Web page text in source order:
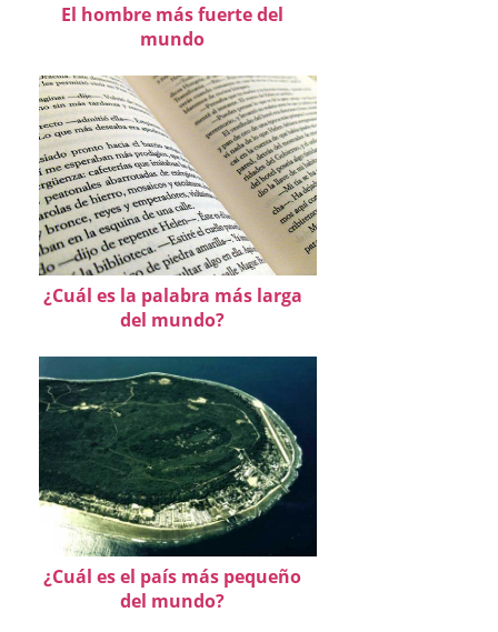
El hombre más fuerte del
mundo
¿Cuál es la palabra más larga
del mundo?
¿Cuál es el país más pequeño
del mundo?